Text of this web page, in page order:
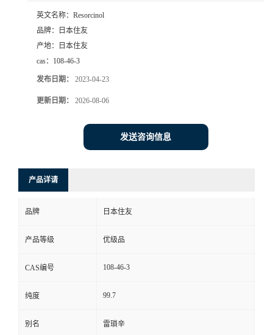
英文名称： Resorcinol
品牌：
日本住友
产地：
日本住友
cas： 108-46-3
发布日期： 2023-04-23
更新日期： 2026-08-06
发送咨询信息
产品详请
品牌 日本住友
产品等级 优级品
CAS编号 108-46-3
纯度 99.7
别名 雷瑣辛